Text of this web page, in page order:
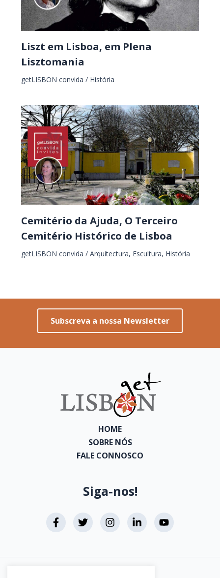
Liszt em Lisboa, em Plena
Lisztomania
getLISBON convida / História
Cemitério da Ajuda, O Terceiro
Cemitério Histórico de Lisboa
getLISBON convida / Arquitectura, Escultura, História
Subscreva a nossa Newsletter
HOME
SOBRE NÓS
FALE CONNOSCO
Siga-nos!